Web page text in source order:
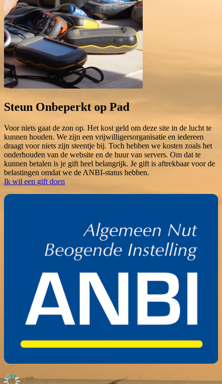
Steun Onbeperkt op Pad
Voor niets gaat de zon op. Het kost geld om deze site in de lucht te
kunnen houden. We zijn een vrijwilligersorganisatie en iedereen
draagt voor niets zijn steentje bij. Toch hebben we kosten zoals het
onderhouden van de website en de huur van servers. Om dat te
kunnen betalen is je gift heel belangrijk. Je gift is aftrekbaar voor de
belastingen omdat we de ANBI-status hebben.
Ik wil een gift doen